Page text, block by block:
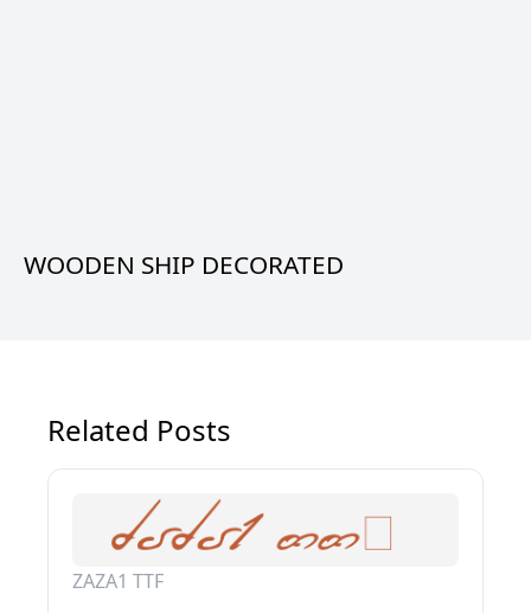
WOODEN SHIP DECORATED
Related Posts
ZAZA1 TTF